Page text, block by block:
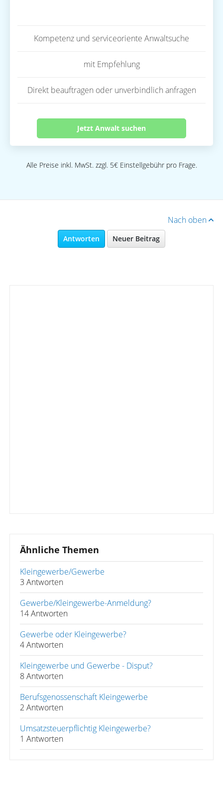
Kompetenz und serviceoriente Anwaltsuche
mit Empfehlung
Direkt beauftragen oder unverbindlich anfragen
Jetzt Anwalt suchen
Alle Preise inkl. MwSt. zzgl. 5€ Einstellgebühr pro Frage.
Nach oben
Antworten Neuer Beitrag
Ähnliche Themen
Kleingewerbe/Gewerbe
3 Antworten
Gewerbe/Kleingewerbe-Anmeldung?
14 Antworten
Gewerbe oder Kleingewerbe?
4 Antworten
Kleingewerbe und Gewerbe - Disput?
8 Antworten
Berufsgenossenschaft Kleingewerbe
2 Antworten
Umsatzsteuerpflichtig Kleingewerbe?
1 Antworten